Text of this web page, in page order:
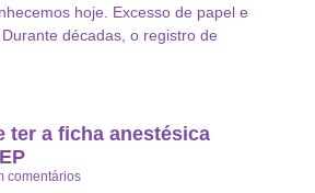
hoje. Excesso de papel e
décadas, o registro de
ter a ficha anestésica
comentários